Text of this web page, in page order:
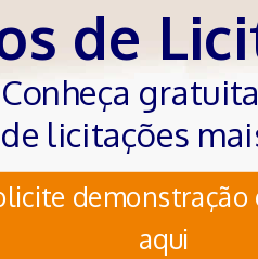
de
Conheça
de licitações
aqui